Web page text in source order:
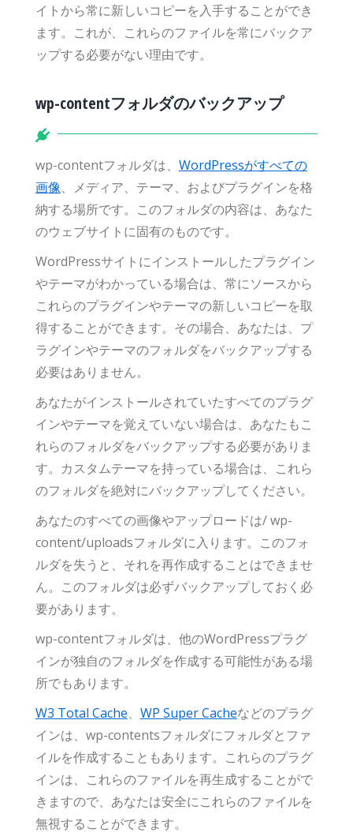
イトから常に新しいコピーを入手することができ
ます。これが、これらのファイルを常にバックア
ップする必要がない理由です。
wp-contentフォルダのバックアップ
wp-contentフォルダは、 WordPressがすべての
画像、メディア、テーマ、およびプラグインを格
納する場所です。このフォルダの内容は、あなた
のウェブサイトに固有のものです。
WordPressサイトにインストールしたプラグイン
やテーマがわかっている場合は、常にソースから
これらのプラグインやテーマの新しいコピーを取
得することができます。その場合、あなたは、プ
ラグインやテーマのフォルダをバックアップする
必要はありません。
あなたがインストールされていたすべてのプラグ
インやテーマを覚えていない場合は、あなたもこ
れらのフォルダをバックアップする必要がありま
す。カスタムテーマを持っている場合は、これら
のフォルダを絶対にバックアップしてください。
あなたのすべての画像やアップロードは/ wp-
content/uploadsフォルダに入ります。このフォ
ルダを失うと、それを再作成することはできませ
ん。このフォルダは必ずバックアップしておく必
要があります。
wp-contentフォルダは、他のWordPressプラグ
インが独自のフォルダを作成する可能性がある場
所でもあります。
W3 Total Cache、 WP Super Cacheなどのプラグ
インは、wp-contentsフォルダにフォルダとファ
イルを作成することもあります。これらのプラグ
インは、これらのファイルを再生成することがで
きますので、あなたは安全にこれらのファイルを
無視することができます。